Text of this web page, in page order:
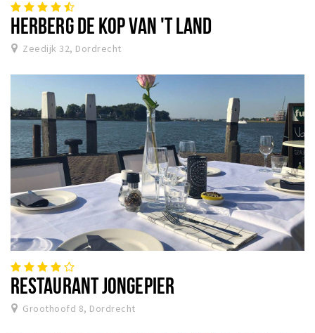
HERBERG DE KOP VAN 'T LAND
Zeedijk 32, Dordrecht
RESTAURANT JONGEPIER
Groothoofd 8, Dordrecht